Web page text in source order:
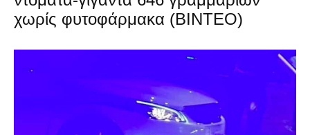
χωρίς φυτοφάρμακα (ΒΙΝΤΕΟ)